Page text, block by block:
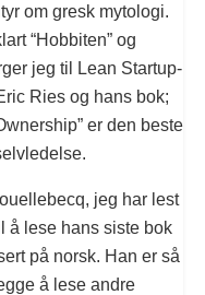
om gresk mytologi.
“Hobbiten” og
jeg til Lean Startup-
Ries og hans bok;
er den beste
jeg har lest
å lese hans siste bok
på norsk. Han er så
å lese andre